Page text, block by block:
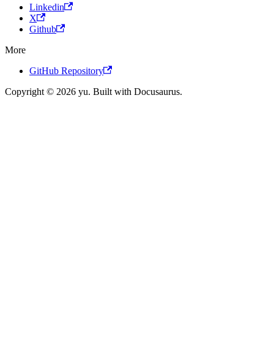
Linkedin
X
Github
More
GitHub Repository
Copyright © 2026 yu. Built with Docusaurus.